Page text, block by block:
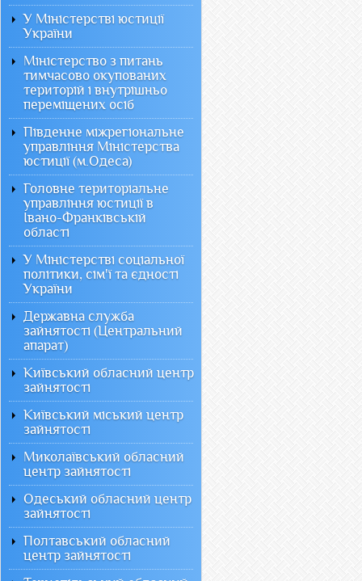
У Міністерстві юстиції
України
Міністерство з питань
тимчасово окупованих
територій і внутрішньо
переміщених осіб
Південне міжрегіональне
управління Міністерства
юстиції (м.Одеса)
Головне територіальне
управління юстиції в
Івано-Франківській
області
У Міністерстві соціальної
політики, сім'ї та єдності
України
Державна служба
зайнятості (Центральний
апарат)
Київський обласний центр
зайнятості
Київський міський центр
зайнятості
Миколаївський обласний
центр зайнятості
Одеський обласний центр
зайнятості
Полтавський обласний
центр зайнятості